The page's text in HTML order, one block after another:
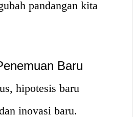
pandangan kita
Baru
hipotesis baru
inovasi baru.